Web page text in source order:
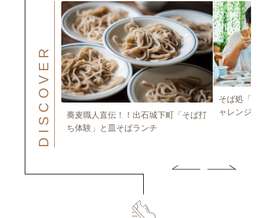
DISCOVER
を楽しむ～出
十割そば体験
蕎麦職人直伝！！出石城下町「そば打
ち体験」と皿そばランチ
そば処「出
ャレンジ！